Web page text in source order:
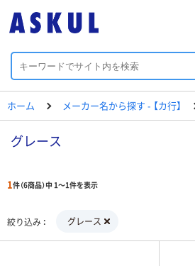
ホーム メーカー名から探す - 【カ行】
グレース
1件（6商品）中 1～1件を表示
絞り込み グレース